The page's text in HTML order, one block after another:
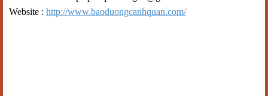
Website : http://www.baoduongcanhquan.com/